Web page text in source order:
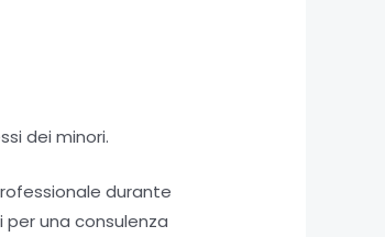
dei minori.
durante
una consulenza